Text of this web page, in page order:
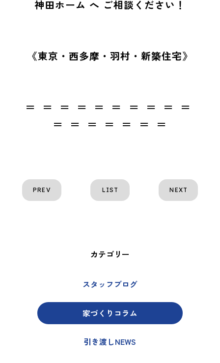
神田ホーム へ ご相談ください！
《東京・西多摩・羽村・新築住宅》
＝ ＝ ＝ ＝ ＝ ＝ ＝ ＝ ＝ ＝
＝ ＝ ＝ ＝ ＝ ＝ ＝
PREV LIST NEXT
カテゴリー
スタッフブログ
家づくりコラム
引き渡しNEWS